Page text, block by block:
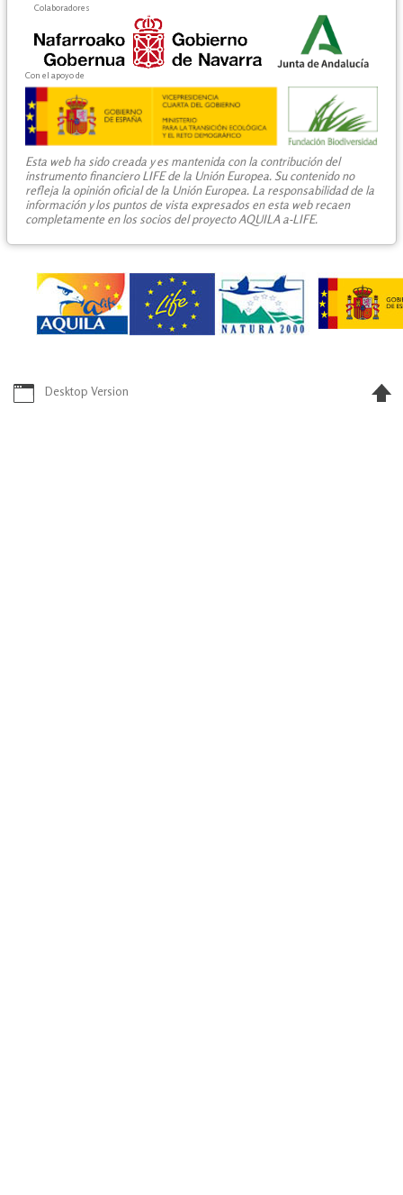
Colaboradores
Con el apoyo de
Esta web ha sido creada y es mantenida con la contribución del
instrumento financiero LIFE de la Unión Europea. Su contenido no
refleja la opinión oficial de la Unión Europea. La responsabilidad de la
información y los puntos de vista expresados en esta web recaen
completamente en los socios del proyecto AQUILA a-LIFE.
Desktop Version